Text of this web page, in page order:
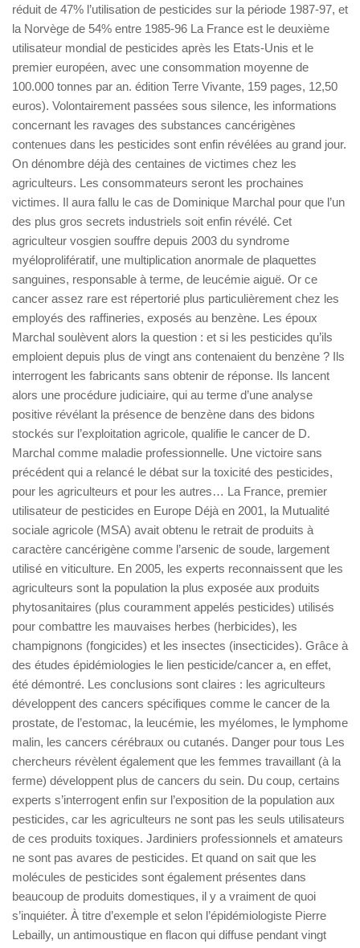
réduit de 47% l’utilisation de pesticides sur la période 1987-97, et
la Norvège de 54% entre 1985-96 La France est le deuxième
utilisateur mondial de pesticides après les Etats-Unis et le
premier européen, avec une consommation moyenne de
100.000 tonnes par an. édition Terre Vivante, 159 pages, 12,50
euros). Volontairement passées sous silence, les informations
concernant les ravages des substances cancérigènes
contenues dans les pesticides sont enfin révélées au grand jour.
On dénombre déjà des centaines de victimes chez les
agriculteurs. Les consommateurs seront les prochaines
victimes. Il aura fallu le cas de Dominique Marchal pour que l’un
des plus gros secrets industriels soit enfin révélé. Cet
agriculteur vosgien souffre depuis 2003 du syndrome
myéloprolifératif, une multiplication anormale de plaquettes
sanguines, responsable à terme, de leucémie aiguë. Or ce
cancer assez rare est répertorié plus particulièrement chez les
employés des raffineries, exposés au benzène. Les époux
Marchal soulèvent alors la question : et si les pesticides qu’ils
emploient depuis plus de vingt ans contenaient du benzène ? Ils
interrogent les fabricants sans obtenir de réponse. Ils lancent
alors une procédure judiciaire, qui au terme d’une analyse
positive révélant la présence de benzène dans des bidons
stockés sur l’exploitation agricole, qualifie le cancer de D.
Marchal comme maladie professionnelle. Une victoire sans
précédent qui a relancé le débat sur la toxicité des pesticides,
pour les agriculteurs et pour les autres… La France, premier
utilisateur de pesticides en Europe Déjà en 2001, la Mutualité
sociale agricole (MSA) avait obtenu le retrait de produits à
caractère cancérigène comme l’arsenic de soude, largement
utilisé en viticulture. En 2005, les experts reconnaissent que les
agriculteurs sont la population la plus exposée aux produits
phytosanitaires (plus couramment appelés pesticides) utilisés
pour combattre les mauvaises herbes (herbicides), les
champignons (fongicides) et les insectes (insecticides). Grâce à
des études épidémiologies le lien pesticide/cancer a, en effet,
été démontré. Les conclusions sont claires : les agriculteurs
développent des cancers spécifiques comme le cancer de la
prostate, de l’estomac, la leucémie, les myélomes, le lymphome
malin, les cancers cérébraux ou cutanés. Danger pour tous Les
chercheurs révèlent également que les femmes travaillant (à la
ferme) développent plus de cancers du sein. Du coup, certains
experts s’interrogent enfin sur l’exposition de la population aux
pesticides, car les agriculteurs ne sont pas les seuls utilisateurs
de ces produits toxiques. Jardiniers professionnels et amateurs
ne sont pas avares de pesticides. Et quand on sait que les
molécules de pesticides sont également présentes dans
beaucoup de produits domestiques, il y a vraiment de quoi
s’inquiéter. À titre d’exemple et selon l’épidémiologiste Pierre
Lebailly, un antimoustique en flacon qui diffuse pendant vingt